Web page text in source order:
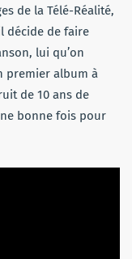
de la Télé-Réalité,
décide de faire
lui qu’on
premier album à
de 10 ans de
bonne fois pour